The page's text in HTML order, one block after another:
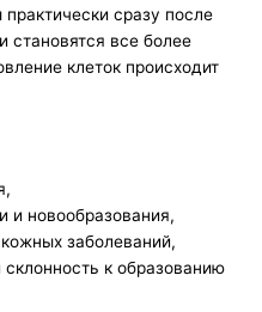
сразу после
все более
клеток происходит
и новообразования,
заболеваний,
к образованию